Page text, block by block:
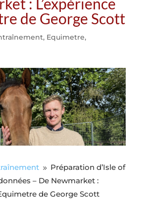
de George Scott
, Equimetre,
9 Préparation d’Isle of
– De Newmarket :
de George Scott